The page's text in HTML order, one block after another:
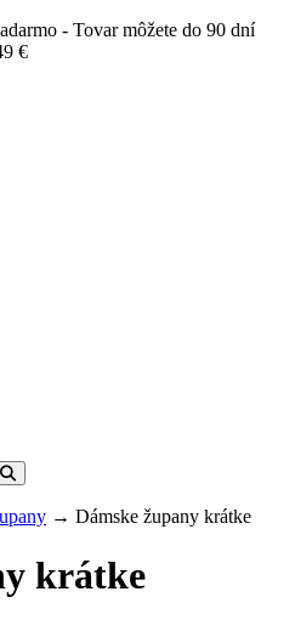
- Tovar môžete do 90 dní
€
→ Dámske župany krátke
krátke